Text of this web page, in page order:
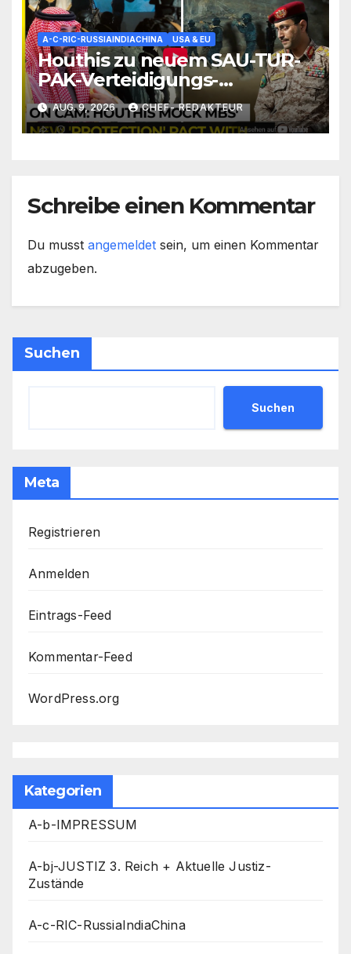
A-C-RIC-RUSSIAINDIACHINA USA & EU
Houthis zu neuem SAU-TUR-
PAK-Verteidigungs-
Abkommen: Tretet nicht
gegen Yemen an (sonst wirds
hart)
AUG. 9, 2026 CHEF- REDAKTEUR
Schreibe einen Kommentar
Du musst angemeldet sein, um einen Kommentar
abzugeben.
Suchen
Suchen
Meta
Registrieren
Anmelden
Eintrags-Feed
Kommentar-Feed
WordPress.org
Kategorien
A-b-IMPRESSUM
A-bj-JUSTIZ 3. Reich + Aktuelle Justiz-
Zustände
A-c-RIC-RussiaIndiaChina